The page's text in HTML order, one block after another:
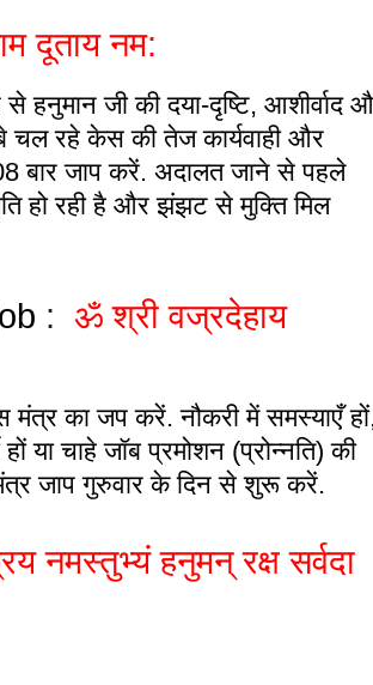
दूताय नम:
हनुमान जी की दया-दृष्टि, आशीर्वाद
चल रहे केस की तेज कार्यवाही और
बार जाप करें. अदालत जाने से पहले
हो रही है और झंझट से मुक्ति मिल
: ॐ श्री वज्रदेहाय
मंत्र का जप करें. नौकरी में समस्याएँ
हों या चाहे जॉब प्रमोशन (प्रोन्नति) की
जाप गुरुवार के दिन से शुरू करें.
नमस्तुभ्यं हनुमन् रक्ष सर्वदा